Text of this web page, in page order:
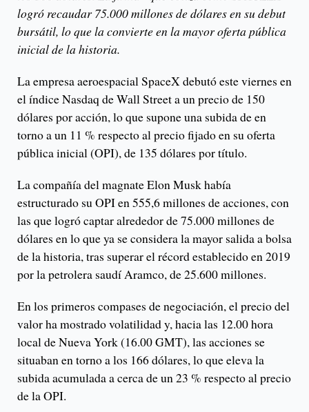
logró recaudar 75.000 millones de dólares en su debut
bursátil, lo que la convierte en la mayor oferta pública
inicial de la historia.
La empresa aeroespacial SpaceX debutó este viernes en
el índice Nasdaq de Wall Street a un precio de 150
dólares por acción, lo que supone una subida de en
torno a un 11 % respecto al precio fijado en su oferta
pública inicial (OPI), de 135 dólares por título.
La compañía del magnate Elon Musk había
estructurado su OPI en 555,6 millones de acciones, con
las que logró captar alrededor de 75.000 millones de
dólares en lo que ya se considera la mayor salida a bolsa
de la historia, tras superar el récord establecido en 2019
por la petrolera saudí Aramco, de 25.600 millones.
En los primeros compases de negociación, el precio del
valor ha mostrado volatilidad y, hacia las 12.00 hora
local de Nueva York (16.00 GMT), las acciones se
situaban en torno a los 166 dólares, lo que eleva la
subida acumulada a cerca de un 23 % respecto al precio
de la OPI.